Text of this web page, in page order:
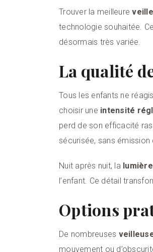
Trouver la meilleure
technologie souhaitée.
désormais très variée.
La qualité
Tous les enfants ne
choisir une intensité
perd de son efficacité
sécurisée, sans
Nuit après nuit, la
l’enfant. Ce détail
Options
De nombreuses
mouvement ou